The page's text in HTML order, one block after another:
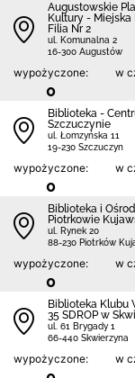
Augustowskie
Kultury - Miejska
Filia Nr 2
ul. Komunalna 2
16-300 Augustów
wypożyczone:
0
w
Biblioteka -
Szczuczynie
ul. Łomzyńska 11
19-230 Szczuczyn
wypożyczone:
0
w
Biblioteka i
Piotrkowie
ul. Rynek 20
88-230 Piotrków
wypożyczone:
0
w
Biblioteka Klubu
35 SDROP w
ul. 61 Brygady 1
66-440 Skwierzyna
wypożyczone: w